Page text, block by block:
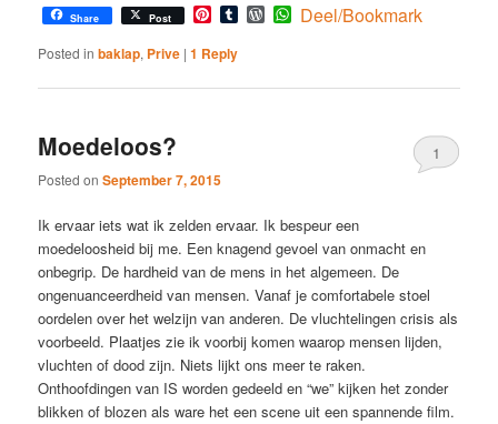
Share Post Pinterest
TumblrWordPress
WhatsApp
Deel/Bookmark
Posted in baklap, Prive |1 Reply
Moedeloos?
Posted onSeptember 7, 2015
1
Ik ervaar iets wat ik zelden ervaar. Ik bespeur een
moedeloosheid bij me. Een knagend gevoel van onmacht en
onbegrip. De hardheid van de mens in het algemeen. De
ongenuanceerdheid van mensen. Vanaf je comfortabele stoel
oordelen over het welzijn van anderen. De vluchtelingen crisis als
voorbeeld. Plaatjes zie ik voorbij komen waarop mensen lijden,
vluchten of dood zijn. Niets lijkt ons meer te raken.
Onthoofdingen van IS worden gedeeld en “we” kijken het zonder
blikken of blozen als ware het een scene uit een spannende film.